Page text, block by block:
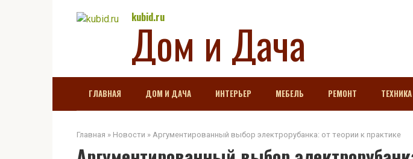
kubid.ru
Дом и Дача
ГЛАВНАЯ ДОМ И ДАЧА ИНТЕРЬЕР МЕБЕЛЬ РЕМОНТ ТЕХНИКА
Главная » Новости » Аргументированный выбор электрорубанка: от теории к практике